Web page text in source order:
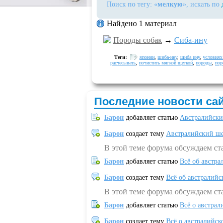
Поиск по тегу: «мелкую», искать по
Найдено 1 материал
Породы собак → Сиба-ину
Теги: японии шиба-ину, шиба ину,
расчесывать почистить мягкой щеткой породы
Последние новости
Барон добавляет статью
Барон создает тему Австралийский
В этой теме форума обсуждаем
Барон добавляет статью Всё об
Барон создает тему Всё об
В этой теме форума обсуждаем
Барон добавляет статью Всё о
Барон создает тему Всё о